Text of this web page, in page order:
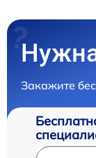
Закажите